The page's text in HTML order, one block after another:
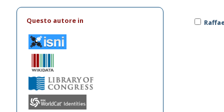
Questo autore in